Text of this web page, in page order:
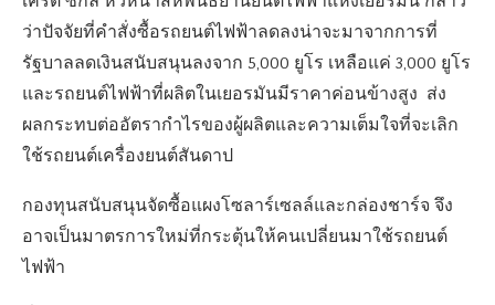
ว่าปัจจัยที่คำสั่งซื้อรถยนต์ไฟฟ้าลดลงน่าจะมาจากการที่
รัฐบาลลดเงินสนับสนุนลงจาก 5,000 ยูโร เหลือแค่ 3,000 ยูโร
และรถยนต์ไฟฟ้าที่ผลิตในเยอรมันมีราคาค่อนข้างสูง ส่ง
ผลกระทบต่ออัตรากำไรของผู้ผลิตและความเต็มใจที่จะเลิก
ใช้รถยนต์เครื่องยนต์สันดาป
กองทุนสนับสนุนจัดซื้อแผงโซลาร์เซลล์และกล่องชาร์จ จึง
อาจเป็นมาตรการใหม่ที่กระตุ้นให้คนเปลี่ยนมาใช้รถยนต์
ไฟฟ้า